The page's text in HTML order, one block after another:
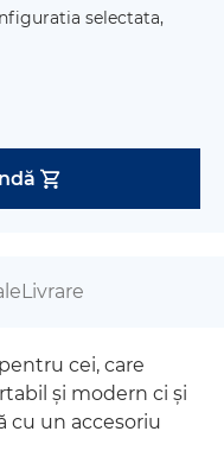
selectata,
Livrare
cei, care
și modern ci și
cu un accesoriu